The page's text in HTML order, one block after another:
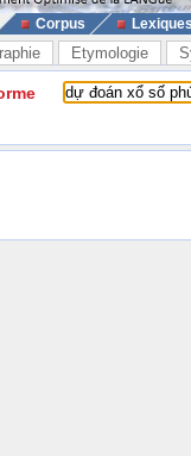
Corpus
Etymologie